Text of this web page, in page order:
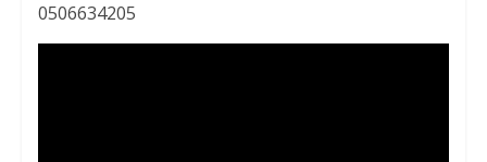
0506634205